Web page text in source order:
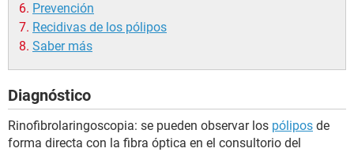
Prevención
Recidivas de los pólipos
Saber más
Diagnóstico
Rinofibrolaringoscopia: se pueden observar los pólipos de
forma directa con la fibra óptica en el consultorio del